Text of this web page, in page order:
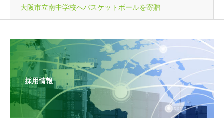
大阪市立南中学校へバスケットボールを寄贈
採用情報